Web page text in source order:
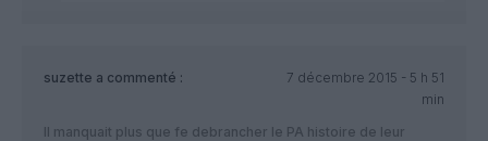
suzette a commenté :
7 décembre 2015 - 5 h 51
min
Il manquait plus que fe debrancher le PA histoire de leur